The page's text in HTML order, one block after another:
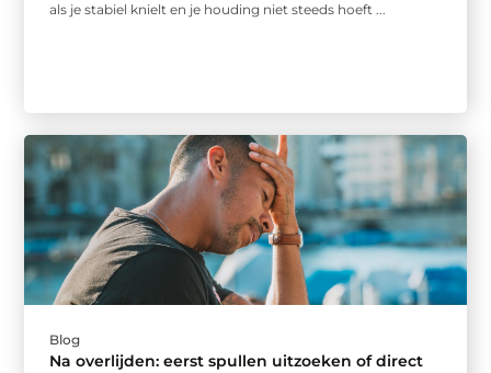
als je stabiel knielt en je houding niet steeds hoeft ...
Blog
Na overlijden: eerst spullen uitzoeken of direct